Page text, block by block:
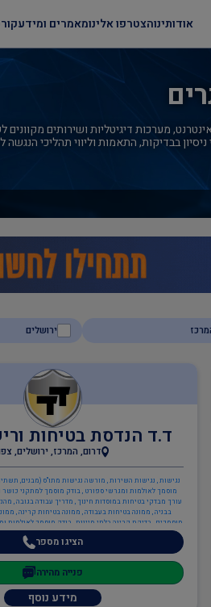
אודותינוהצטרפו אלינומאמרים ומידע
מערכות דיגיטליות ושירותים
בבדיקות, התאמות וליווי תהליכי הנגשה
ירושלים
ד.ד הנדסת בטיחות
דרום, המרכז, ירושלים,
נגישות , נגישות השירות , מורשה נגישות מתו"ס (מבנים,
מוסמך לאולמות ומגרשי ספורט , בודק מוסמך למתקני כושר
עורך מבדקי בטיחות במוסדות חינוך , מדריך עבודה בגובה ,
בבניה , ממונה בטיחות בעבודה , ממונה בטיחות קרינה ,
מוסמכים , בדיקת קרינה בלתי מייננת , בודק מוסמך לאולמות
לציוד כיבוי מטלטל , בודק מוסמך למזון , בודק מוסמך
למתקני כלבים , בודק מוסמך למתקני משחקים , כיבוי אש ,
בודק מוסמך לציוד כיבוי מטלטל , כתיבה/עדכון תיק שטח ,
הכנה ותרגול צוותי חירום מפעליים , ציוד כיבוי אש ,
בטיחות אש , ממונה בטיחות אש , מהנדסים והנדסאים ,
קונסטרוקטור , מהנדסי בטיחות
הציגו מספר
פנייה מהירה
מידע נוסף